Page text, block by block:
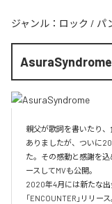
ジャンル： ロック / パ
AsuraSyndrome
親父が歌詞を書いたり
ありましたが、ついに
た。その感動と感謝を込
ースしてMVも公開。
2020年4月には新たな
「ENCOUNTER」リリ